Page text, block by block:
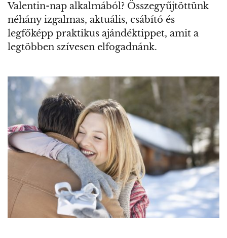
Valentin-nap alkalmából? Összegyűjtöttünk
néhány izgalmas, aktuális, csábító és
legfőképp praktikus ajándéktippet, amit a
legtöbben szívesen elfogadnánk.